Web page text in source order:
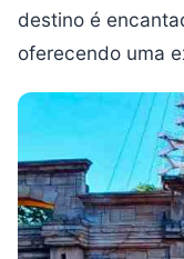
destino é
oferecendo uma